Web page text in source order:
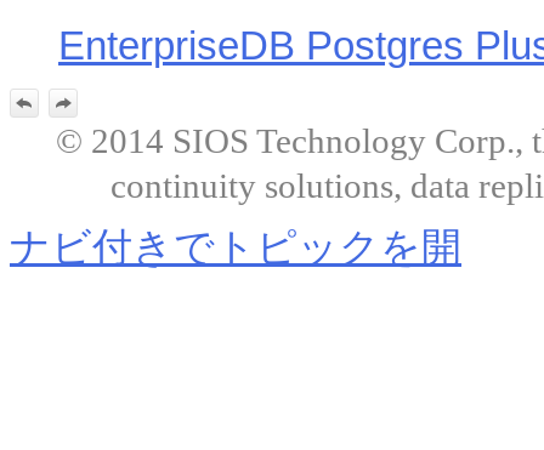
EnterpriseDB Postgres
© 2014 SIOS Technology Corp.,
continuity solutions, data
ナビ付きでトピックを開